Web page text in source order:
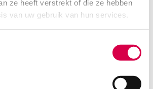
ze heeft verstrekt of die ze hebben
van uw gebruik van hun services.
onsteriel
1.19